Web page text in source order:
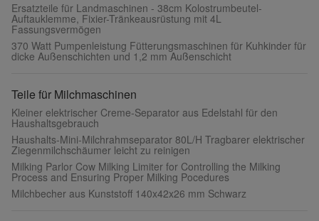
Ersatzteile für Landmaschinen - 38cm Kolostrumbeutel-
Auftauklemme, Fixier-Tränkeausrüstung mit 4L
Fassungsvermögen
370 Watt Pumpenleistung Fütterungsmaschinen für Kuhkinder für
dicke Außenschichten und 1,2 mm Außenschicht
Teile für Milchmaschinen
Kleiner elektrischer Creme-Separator aus Edelstahl für den
Haushaltsgebrauch
Haushalts-Mini-Milchrahmseparator 80L/H Tragbarer elektrischer
Ziegenmilchschäumer leicht zu reinigen
Milking Parlor Cow Milking Limiter for Controlling the Milking
Process and Ensuring Proper Milking Pocedures
Milchbecher aus Kunststoff 140x42x26 mm Schwarz